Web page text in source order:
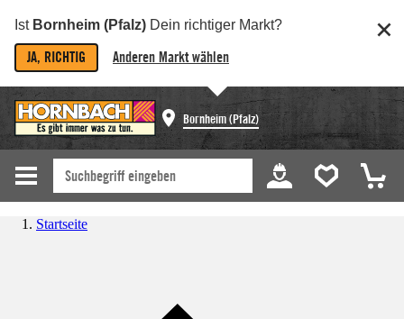
Ist Bornheim (Pfalz) Dein richtiger Markt?
JA, RICHTIG Anderen Markt wählen
Bornheim (Pfalz)
Startseite